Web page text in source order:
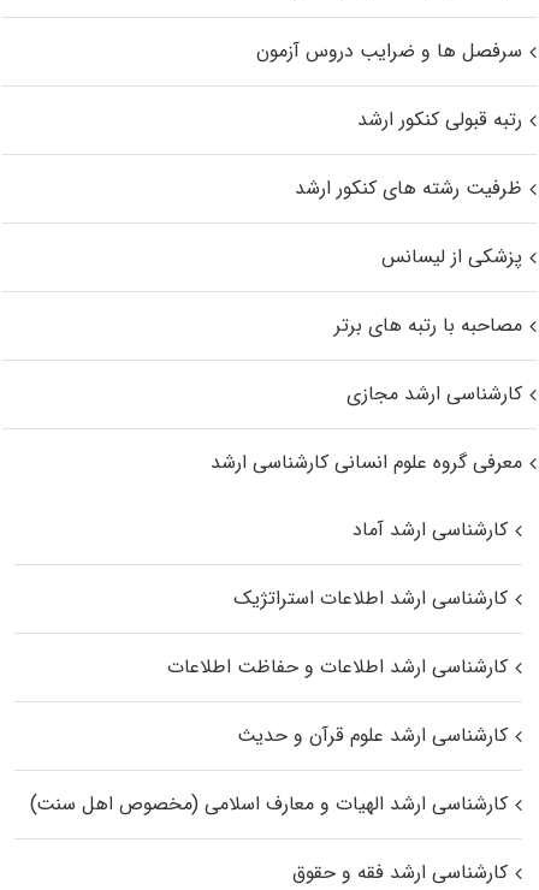
سرفصل ها و ضرایب دروس آزمون
رتبه قبولی کنکور ارشد
ظرفیت رشته های کنکور ارشد
پزشکی از لیسانس
مصاحبه با رتبه های برتر
کارشناسی ارشد مجازی
معرفی گروه علوم انسانی کارشناسی ارشد
کارشناسی ارشد آماد
کارشناسی ارشد اطلاعات استراتژیک
کارشناسی ارشد اطلاعات و حفاظت اطلاعات
کارشناسی ارشد علوم قرآن و حدیث
کارشناسی ارشد الهیات و معارف اسلامی (مخصوص اهل سنت)
کارشناسی ارشد فقه و حقوق